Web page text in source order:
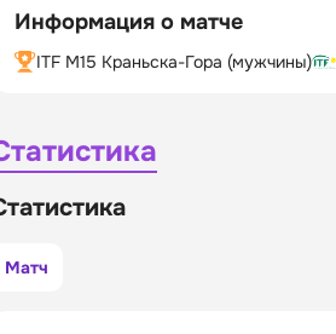
Информация о матче
ITF M15 Краньска-Гора (мужчины)
Матч